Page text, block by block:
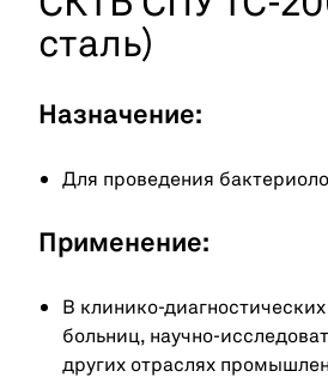
сталь)
Назначение:
Для проведения
Применение:
В клинико-
больниц, научно-
других отраслях